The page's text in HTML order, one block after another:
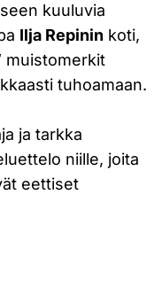
kuuluvia
Ilja Repinin koti,
muistomerkit
tuhoamaan.
ja tarkka
niille, joita
eettiset